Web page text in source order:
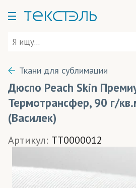
Ткани для сублимации
Дюспо Peach Skin
Термотрансфер, 90 г/
(Василек)
Артикул: TT0000012